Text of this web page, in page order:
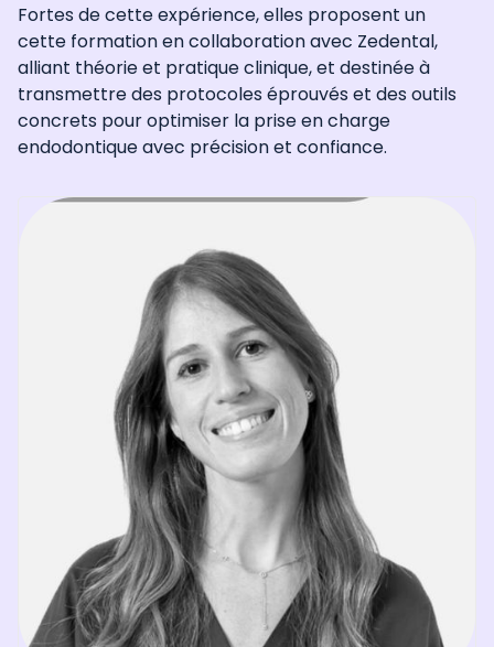
Fortes de cette expérience, elles proposent un
cette formation en collaboration avec Zedental,
alliant théorie et pratique clinique, et destinée à
transmettre des protocoles éprouvés et des outils
concrets pour optimiser la prise en charge
endodontique avec précision et confiance.